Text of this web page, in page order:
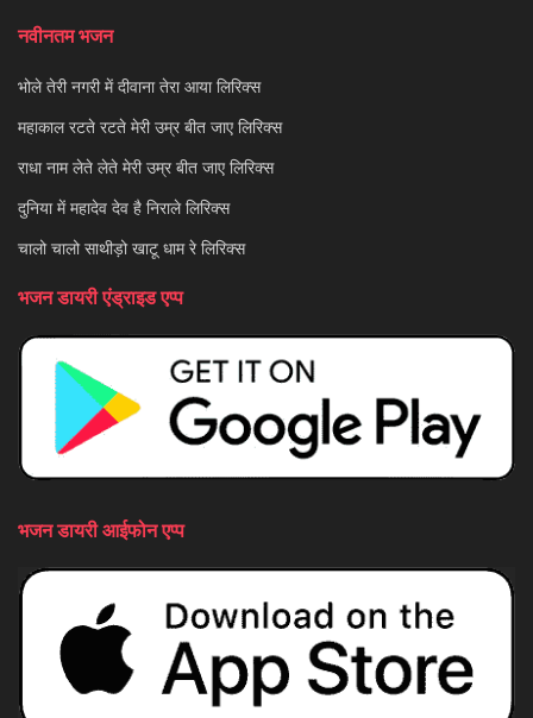
नवीनतम भजन
भोले तेरी नगरी में दीवाना तेरा आया लिरिक्स
महाकाल रटते रटते मेरी उम्र बीत जाए लिरिक्स
राधा नाम लेते लेते मेरी उम्र बीत जाए लिरिक्स
दुनिया में महादेव देव है निराले लिरिक्स
चालो चालो साथीड़ो खाटू धाम रे लिरिक्स
भजन डायरी एंड्राइड एप्प
भजन डायरी आईफोन एप्प